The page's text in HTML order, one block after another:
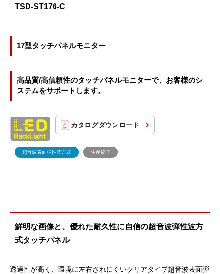
TSD-ST176-C
17型タッチパネルモニター
高品質/高信頼性のタッチパネルモニターで、お客様のシ
ステムをサポートします。
カタログダウンロード
超音波表面弾性波方式 生産終了
鮮明な画像と、優れた耐久性に自信の超音波弾性波方
式タッチパネル
透過性が高く、環境に左右されにくいクリアタイプ超音波表面弾